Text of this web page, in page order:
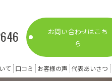
お問い合わせはこち
ら
て 口コミ お客様の声 代表あいさつ